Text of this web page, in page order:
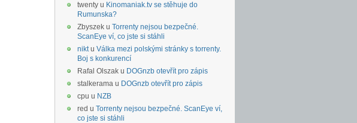
twenty u Kinomaniak.tv se stěhuje do
Rumunska?
Zbyszek u Torrenty nejsou bezpečné.
ScanEye ví, co jste si stáhli
niktu Válka mezi polskými stránky s torrenty.
Boj s konkurencí
Rafal Olszak u DOGnzb otevřít pro zápis
stalkerama u DOGnzb otevřít pro zápis
cpu u NZB
red u Torrenty nejsou bezpečné. ScanEye ví,
co jste si stáhli